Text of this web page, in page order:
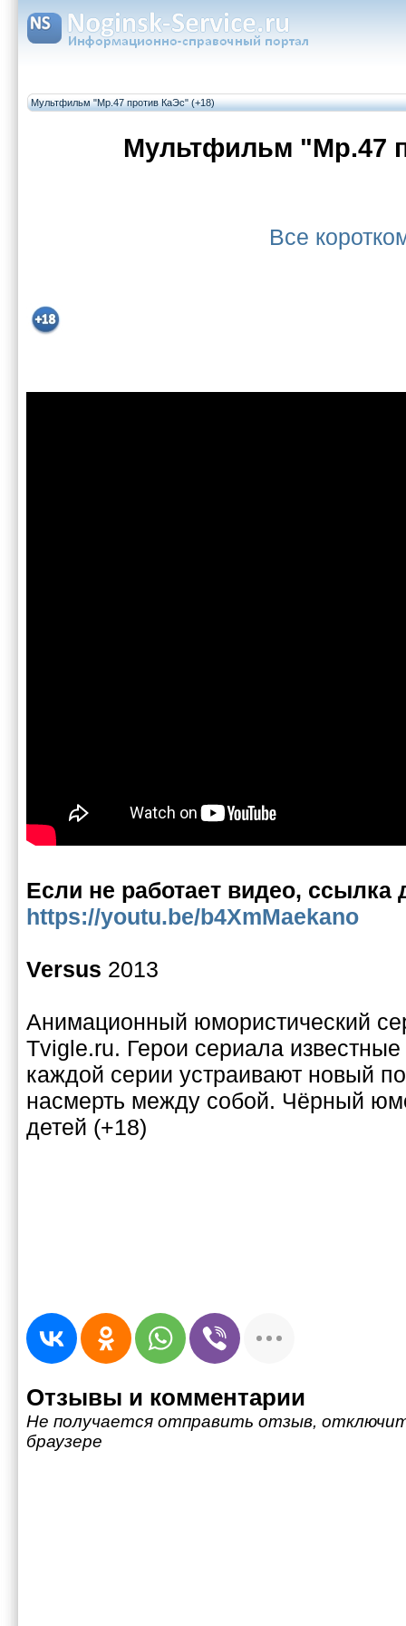
Мультфильм "Мр.47 против КаЭс" (+18)
Мультфильм "Мр.47
Все
Если не работает видео, ссылка
https://youtu.be/b4XmMaekano
Versus 2013
Анимационный юмористический
Tvigle.ru. Герои сериала
каждой серии устраивают новый
насмерть между собой. Чёрный
детей (+18)
Отзывы и комментарии
Не получается отправить отзыв,
браузере